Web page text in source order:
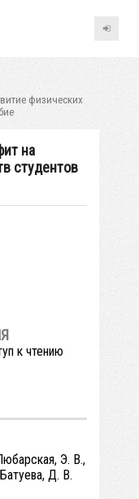
физических
на
студентов
к чтению
Э. В.,
Д. В.